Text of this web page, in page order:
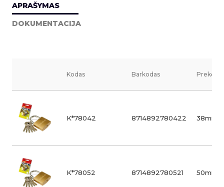
APRAŠYMAS
DOKUMENTACIJA
Kodas Barkodas Prekės
K*78042 8714892780422 38mm
K*78052 8714892780521 50mm